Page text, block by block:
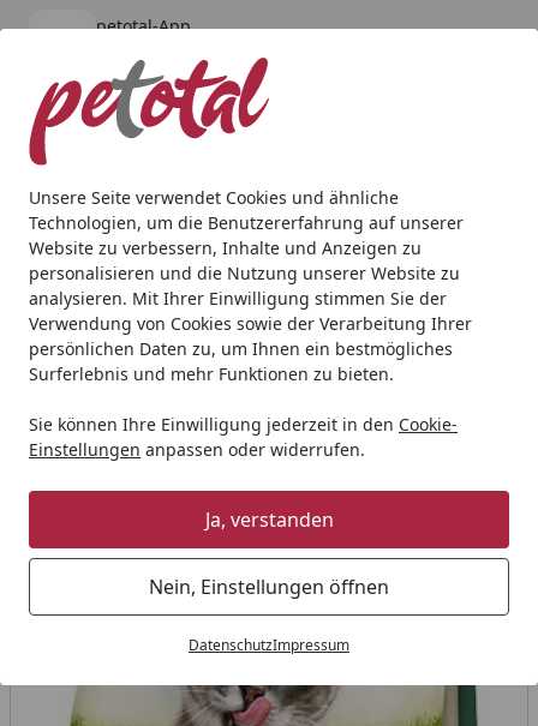
Unsere Seite verwendet Cookies und ähnliche
Technologien, um die Benutzererfahrung auf unserer
Website zu verbessern, Inhalte und Anzeigen zu
personalisieren und die Nutzung unserer Website zu
analysieren. Mit Ihrer Einwilligung stimmen Sie der
Verwendung von Cookies sowie der Verarbeitung Ihrer
persönlichen Daten zu, um Ihnen ein bestmögliches
Surferlebnis und mehr Funktionen zu bieten.
Sie können Ihre Einwilligung jederzeit in den Cookie-
Einstellungen anpassen oder widerrufen.
Ja, verstanden
Nein, Einstellungen öffnen
DatenschutzImpressum
petotal-App
kostenlos - Im App Store
Alle Produkte
Mein Konto
Suchen
Startseite
Katze Katzentrockenfutter HAPPY CAT HAPPY CAT
HAPPY CAT Minkas Perfect Mix
Geflügel, Lamm & Fisch
Katzentrockenfutter
BALD VERGRIFFEN